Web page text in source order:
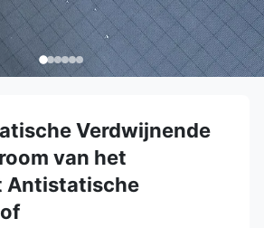
Verdwijnende
van het
Antistatische